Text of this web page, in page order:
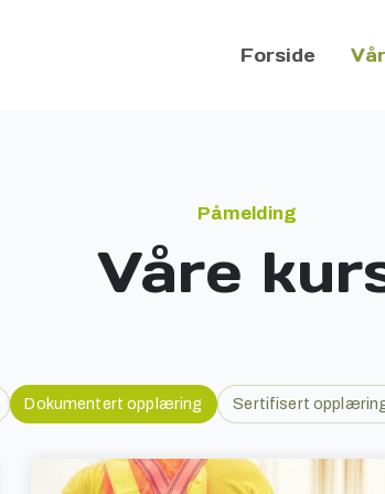
Forside
Påmelding
Våre
Dokumentert opplæring Sertifisert